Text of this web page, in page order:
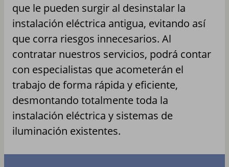
que le pueden surgir al desinstalar la
instalación eléctrica antigua, evitando así
que corra riesgos innecesarios. Al
contratar nuestros servicios, podrá contar
con especialistas que acometerán el
trabajo de forma rápida y eficiente,
desmontando totalmente toda la
instalación eléctrica y sistemas de
iluminación existentes.